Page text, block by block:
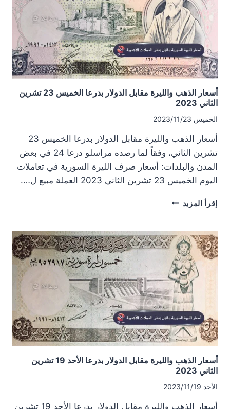
7
كانون
الأول
2023
أسعار الذهب والليرة مقابل الدولار بدرعا الخميس 23 تشرين
الثاني 2023
الخميس 2023/11/23
أسعار الذهب والليرة مقابل الدولار بدرعا الخميس 23
تشرين الثاني، وفقاً لما رصده مراسلو درعا 24 في بعض
المدن والبلدات: أسعار صرف الليرة السورية في تعاملات
اليوم الخميس 23 تشرين الثاني 2023 العملة مبيع ل….
إقرأ المزيد أسعار
مقابل
الدولار
بدرعا
الخميس
23
تشرين
الثاني
2023
أسعار الذهب والليرة مقابل الدولار بدرعا الأحد 19 تشرين
الثاني 2023
الأحد 2023/11/19
أسعار الذهب والليرة مقابل الدولار بدرعا الأحد 19 تشرين